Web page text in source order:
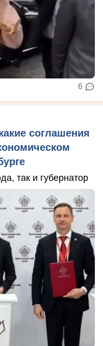
6
соглашения
так и губернатор